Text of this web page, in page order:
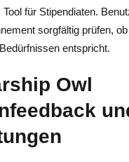
für Stipendiaten.
sorgfältig prüfen,
entspricht.
Owl